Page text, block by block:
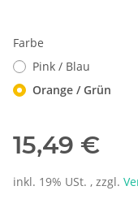
Farbe
Pink / Blau
Orange / Grün
15,49 €
inkl. 19% USt. , zzgl.